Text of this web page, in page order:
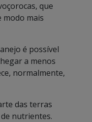
que
modo mais
é possível
a menos
normalmente,
das terras
nutrientes.